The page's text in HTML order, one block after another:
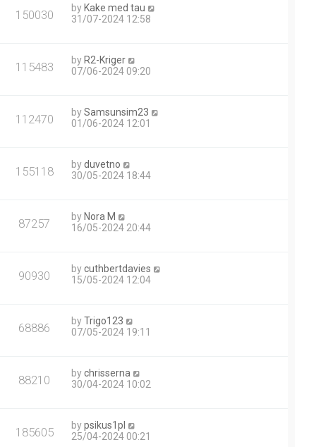
150030 by Kake med tau
31/07-2024 12:58
115483 by R2-Kriger
07/06-2024 09:20
112470 bySamsunsim23
01/06-2024 12:01
155118 byduvetno
30/05-2024 18:44
87257 by Nora M
16/05-2024 20:44
90930 bycuthbertdavies
15/05-2024 12:04
68886 byTrigo123
07/05-2024 19:11
88210 bychrisserna
30/04-2024 10:02
185605 bypsikus1pl
25/04-2024 00:21